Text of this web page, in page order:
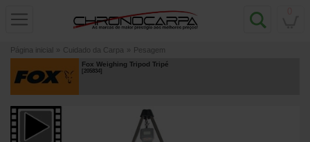
Página inicial » Cuidado da Carpa » Pesagem
Fox Weighing Tripod Tripé
[205834]